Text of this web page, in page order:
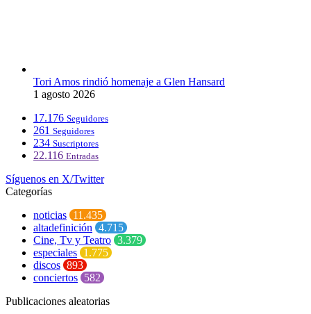
Tori Amos rindió homenaje a Glen Hansard
1 agosto 2026
17.176 Seguidores
261 Seguidores
234 Suscriptores
22.116 Entradas
Síguenos en X/Twitter
Categorías
noticias 11.435
altadefinición 4.715
Cine, Tv y Teatro 3.379
especiales 1.775
discos 893
conciertos 582
Publicaciones aleatorias